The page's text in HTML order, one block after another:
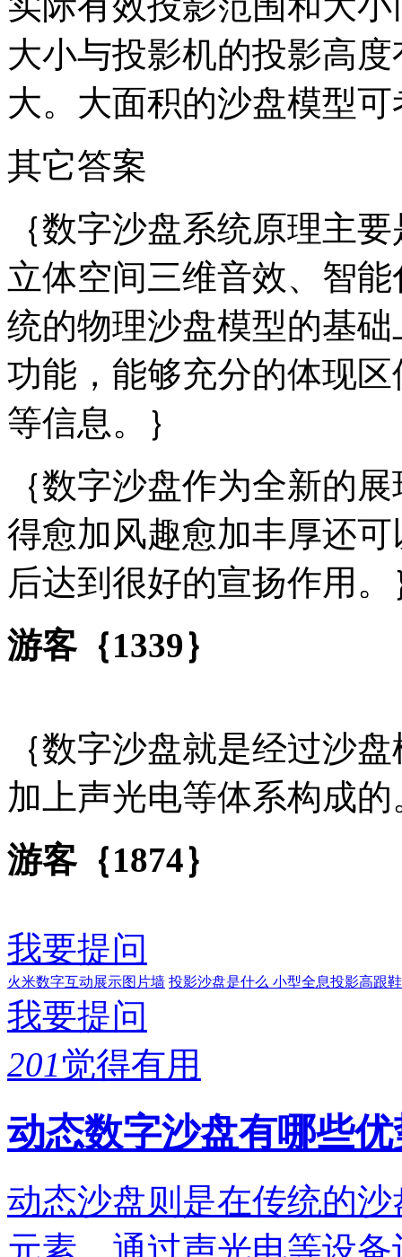
大小与投影机的投影高
大。大面积的沙盘模型
其它答案
｛数字沙盘系统原理主
立体空间三维音效、智
统的物理沙盘模型的基
功能，能够充分的体现
等信息。｝
｛数字沙盘作为全新的
得愈加风趣愈加丰厚还
后达到很好的宣扬作用。
游客｛1339｝
｛数字沙盘就是经过沙
加上声光电等体系构成的
游客｛1874｝
我要提问
火米数字互动展示图片墙 投影沙盘是什么 小型全息投影高跟
我要提问
201觉得有用
动态数字沙盘有哪些
动态沙盘则是在传统的